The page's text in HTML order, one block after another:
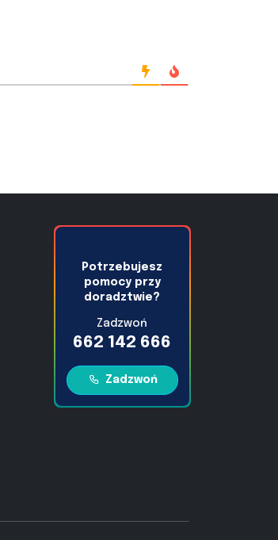
Potrzebujesz
pomocy przy
doradztwie?
Zadzwoń
662 142 666
Zadzwoń